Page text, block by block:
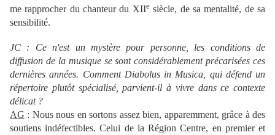
me rapprocher du chanteur du XIIesiècle, de sa mentalité, de sa
sensibilité.
JC : Ce n'est un mystère pour personne, les conditions de
diffusion de la musique se sont considérablement précarisées ces
dernières années. Comment Diabolus in Musica, qui défend un
répertoire plutôt spécialisé, parvient-il à vivre dans ce contexte
délicat ?
AG : Nous nous en sortons assez bien, apparemment, grâce à des
soutiens indéfectibles. Celui de la Région Centre, en premier et